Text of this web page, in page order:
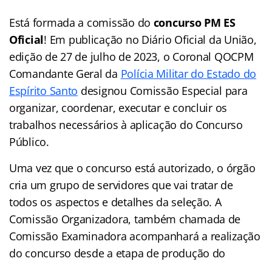
Está formada a comissão do concurso PM ES
Oficial! Em publicação no Diário Oficial da União,
edição de 27 de julho de 2023, o Coronal QOCPM
Comandante Geral da Polícia Militar do Estado do
Espírito Santo designou Comissão Especial para
organizar, coordenar, executar e concluir os
trabalhos necessários à aplicação do Concurso
Público.
Uma vez que o concurso está autorizado, o órgão
cria um grupo de servidores que vai tratar de
todos os aspectos e detalhes da seleção. A
Comissão Organizadora, também chamada de
Comissão Examinadora acompanhará a realização
do concurso desde a etapa de produção do